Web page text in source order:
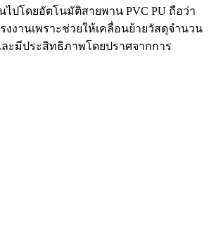
ไปโดยอัตโนมัติสายพาน PVC PU ถือว่า
งงานเพราะช่วยให้เคลื่อนย้ายวัสดุจำนวน
ละมีประสิทธิภาพโดยปราศจากการ